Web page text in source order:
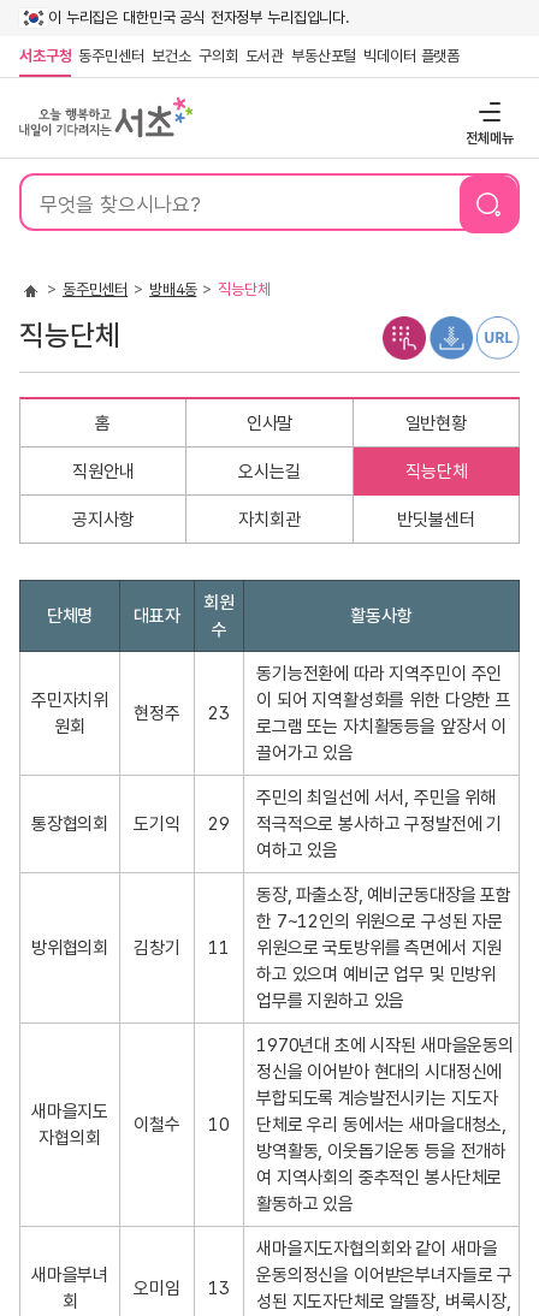
이 누리집은 대한민국 공식 전자정부 누리집입니다.
서초구청 동주민센터 보건소 구의회 도서관 부동산포털 빅데이터 플랫폼
전체메뉴
통
검
동주민센터 방배4동 직능단체
직능단체
홈 인사말 일반현황
직원안내 오시는길 직능단체
공지사항 자치회관 반딧불센터
단
명
단
명
자
동
내
단체명 대표자
회원
수
활동사항
주민자치위
원회
현정주 23
동기능전환에 따라 지역주민이 주인
이 되어 지역활성화를 위한 다양한 프
로그램 또는 자치활동등을 앞장서 이
끌어가고 있음
통장협의회 도기익 29
주민의 최일선에 서서, 주민을 위해
적극적으로 봉사하고 구정발전에 기
여하고 있음
방위협의회 김창기 11
동장, 파출소장, 예비군동대장을 포함
한 7~12인의 위원으로 구성된 자문
위원으로 국토방위를 측면에서 지원
하고 있으며 예비군 업무 및 민방위
업무를 지원하고 있음
새마을지도
자협의회
이철수 10
1970년대 초에 시작된 새마을운동의
정신을 이어받아 현대의 시대정신에
부합되도록 계승발전시키는 지도자
단체로 우리 동에서는 새마을대청소,
방역활동, 이웃돕기운동 등을 전개하
여 지역사회의 중추적인 봉사단체로
활동하고 있음
새마을부녀
회
오미임 13
새마을지도자협의회와 같이 새마을
운동의정신을 이어받은부녀자들로 구
성된 지도자단체로 알뜰장, 벼룩시장,